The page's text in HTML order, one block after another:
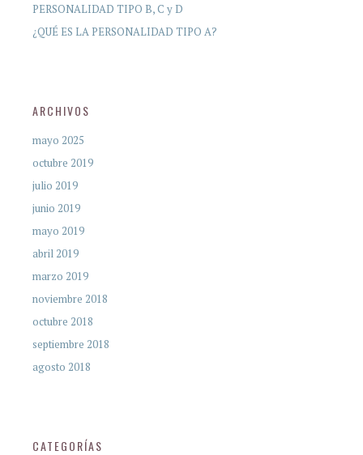
PERSONALIDAD TIPO B, C y D
¿QUÉ ES LA PERSONALIDAD TIPO A?
ARCHIVOS
mayo 2025
octubre 2019
julio 2019
junio 2019
mayo 2019
abril 2019
marzo 2019
noviembre 2018
octubre 2018
septiembre 2018
agosto 2018
CATEGORÍAS